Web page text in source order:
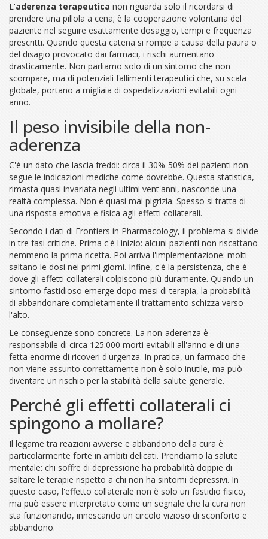
L'aderenza terapeutica non riguarda solo il ricordarsi di
prendere una pillola a cena; è la cooperazione volontaria del
paziente nel seguire esattamente dosaggio, tempi e frequenza
prescritti. Quando questa catena si rompe a causa della paura o
del disagio provocato dai farmaci, i rischi aumentano
drasticamente. Non parliamo solo di un sintomo che non
scompare, ma di potenziali fallimenti terapeutici che, su scala
globale, portano a migliaia di ospedalizzazioni evitabili ogni
anno.
Il peso invisibile della non-
aderenza
C'è un dato che lascia freddi: circa il 30%-50% dei pazienti non
segue le indicazioni mediche come dovrebbe. Questa statistica,
rimasta quasi invariata negli ultimi vent'anni, nasconde una
realtà complessa. Non è quasi mai pigrizia. Spesso si tratta di
una risposta emotiva e fisica agli effetti collaterali.
Secondo i dati di Frontiers in Pharmacology, il problema si divide
in tre fasi critiche. Prima c'è l'inizio: alcuni pazienti non riscattano
nemmeno la prima ricetta. Poi arriva l'implementazione: molti
saltano le dosi nei primi giorni. Infine, c'è la persistenza, che è
dove gli effetti collaterali colpiscono più duramente. Quando un
sintomo fastidioso emerge dopo mesi di terapia, la probabilità
di abbandonare completamente il trattamento schizza verso
l'alto.
Le conseguenze sono concrete. La non-aderenza è
responsabile di circa 125.000 morti evitabili all'anno e di una
fetta enorme di ricoveri d'urgenza. In pratica, un farmaco che
non viene assunto correttamente non è solo inutile, ma può
diventare un rischio per la stabilità della salute generale.
Perché gli effetti collaterali ci
spingono a mollare?
Il legame tra reazioni avverse e abbandono della cura è
particolarmente forte in ambiti delicati. Prendiamo la salute
mentale: chi soffre di depressione ha probabilità doppie di
saltare le terapie rispetto a chi non ha sintomi depressivi. In
questo caso, l'effetto collaterale non è solo un fastidio fisico,
ma può essere interpretato come un segnale che la cura non
sta funzionando, innescando un circolo vizioso di sconforto e
abbandono.